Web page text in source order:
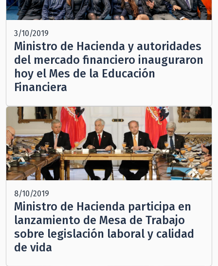
3/10/2019
Ministro de Hacienda y autoridades
del mercado financiero inauguraron
hoy el Mes de la Educación
Financiera
8/10/2019
Ministro de Hacienda participa en
lanzamiento de Mesa de Trabajo
sobre legislación laboral y calidad
de vida